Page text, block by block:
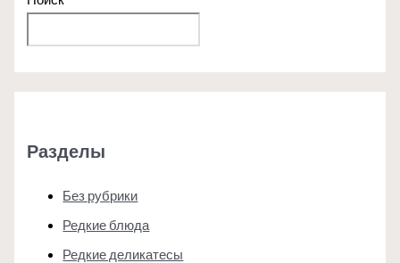
Разделы
Без рубрики
Редкие блюда
Редкие деликатесы